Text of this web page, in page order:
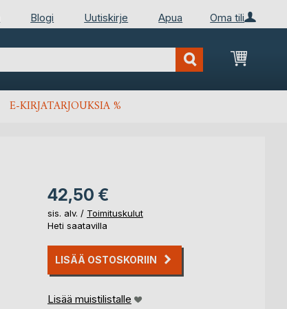
Oma tili
Blogi Uutiskirje Apua
E-KIRJATARJOUKSIA %
42,50 €
sis. alv. / Toimituskulut
Heti saatavilla
LISÄÄ OSTOSKORIIN
Lisää muistilistalle